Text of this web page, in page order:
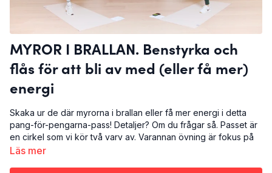
MYROR I BRALLAN. Benstyrka och
flås för att bli av med (eller få mer)
energi
Skaka ur de där myrorna i brallan eller få mer energi i detta
pang-för-pengarna-pass! Detaljer? Om du frågar så. Passet är
en cirkel som vi kör två varv av. Varannan övning är fokus på
styrka och varannan på pulshöjande grejer. Vilan hålls kort. Allt
Läs mer